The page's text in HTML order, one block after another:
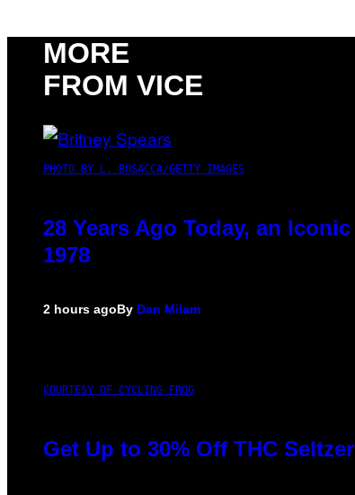
MORE
FROM VICE
PHOTO BY L. BUSACCA/GETTY IMAGES
28 Years Ago Today, an
1978
2 hours agoBy Dan Milam
COURTESY OF CYCLING FROG
Get Up to 30% Off THC